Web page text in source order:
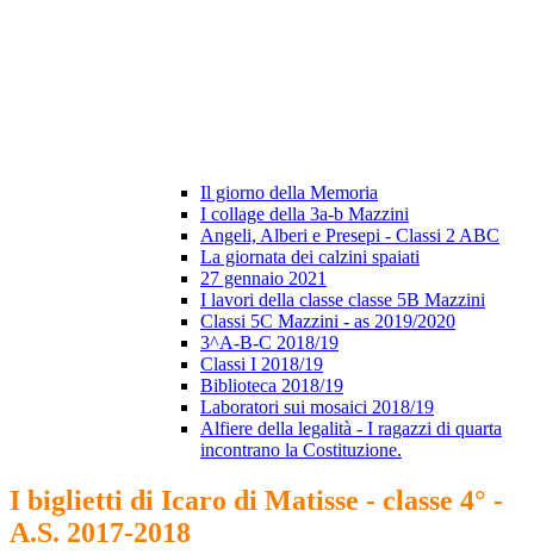
Il giorno della Memoria
I collage della 3a-b Mazzini
Angeli, Alberi e Presepi - Classi 2 ABC
La giornata dei calzini spaiati
27 gennaio 2021
I lavori della classe classe 5B Mazzini
Classi 5C Mazzini - as 2019/2020
3^A-B-C 2018/19
Classi I 2018/19
Biblioteca 2018/19
Laboratori sui mosaici 2018/19
Alfiere della legalità - I ragazzi di quarta
incontrano la Costituzione.
I biglietti di Icaro di Matisse - classe 4° -
A.S. 2017-2018